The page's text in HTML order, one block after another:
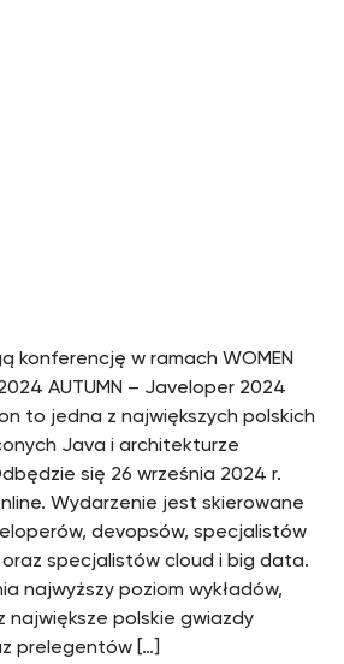
konferencję w ramach WOMEN
2024 AUTUMN – Javeloper 2024
to jedna z największych polskich
Java i architekturze
się 26 września 2024 r.
Wydarzenie jest skierowane
devopsów, specjalistów
specjalistów cloud i big data.
najwyższy poziom wykładów,
największe polskie gwiazdy
prelegentów […]